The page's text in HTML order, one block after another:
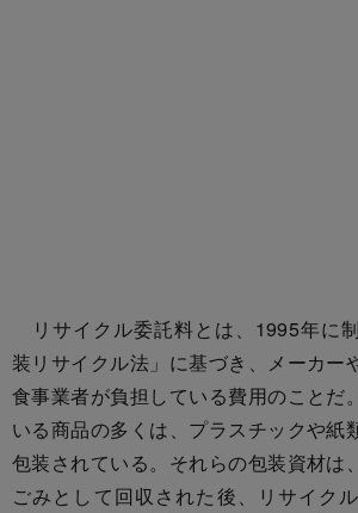
リサイクル委託料とは、1995年に
装リサイクル法」に基づき、メーカー
食事業者が負担している費用のことだ
いる商品の多くは、プラスチックや紙
包装されている。それらの包装資材は
ごみとして回収された後、リサイク